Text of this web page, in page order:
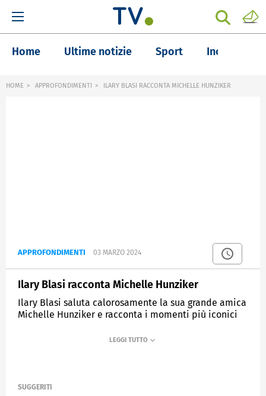
Home Ultime notizie Sport Inchieste
HOME APPROFONDIMENTI ILARY BLASI RACCONTA MICHELLE HUNZIKER
APPROFONDIMENTI 03 MARZO 2024
Ilary Blasi racconta Michelle Hunziker
Ilary Blasi saluta calorosamente la sua grande amica
Michelle Hunziker e racconta i momenti più iconici
SUGGERITI